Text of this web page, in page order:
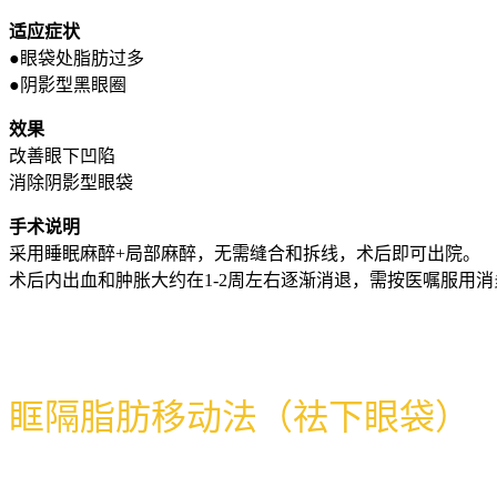
适应症状
●眼袋处脂肪过多
●阴影型黑眼圈
效果
改善眼下凹陷
消除阴影型眼袋
手术说明
采用睡眠麻醉+局部麻醉，无需缝合和拆线，术后即可出院。
术后内出血和肿胀大约在1-2周左右逐渐消退，需按医嘱服用消
眶隔脂肪移动法（祛下眼袋）